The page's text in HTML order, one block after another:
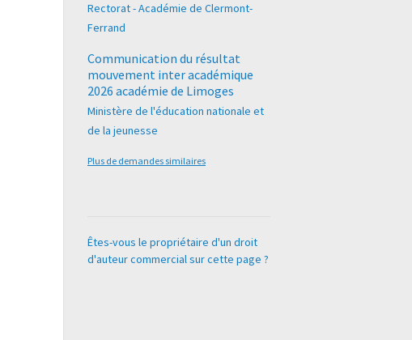
Rectorat - Académie de Clermont-
Ferrand
Communication du résultat
mouvement inter académique
2026 académie de Limoges
Ministère de l'éducation nationale et
de la jeunesse
Plus de demandes similaires
Êtes-vous le propriétaire d'un droit
d'auteur commercial sur cette page ?